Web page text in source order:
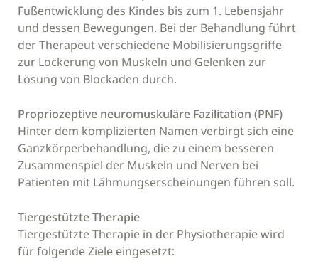
Fußentwicklung des Kindes bis zum 1. Lebensjahr
und dessen Bewegungen. Bei der Behandlung führt
der Therapeut verschiedene Mobilisierungsgriffe
zur Lockerung von Muskeln und Gelenken zur
Lösung von Blockaden durch.
Propriozeptive neuromuskuläre Fazilitation (PNF)
Hinter dem komplizierten Namen verbirgt sich eine
Ganzkörperbehandlung, die zu einem besseren
Zusammenspiel der Muskeln und Nerven bei
Patienten mit Lähmungserscheinungen führen soll.
Tiergestützte Therapie
Tiergestützte Therapie in der Physiotherapie wird
für folgende Ziele eingesetzt: